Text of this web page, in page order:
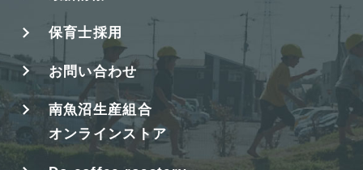
保育士採用
お問い合わせ
南魚沼生産組合
オンラインストア